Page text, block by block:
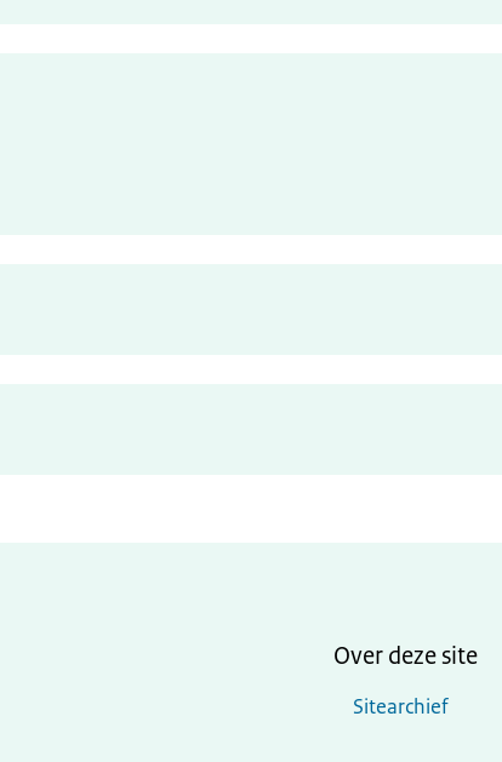
Over deze site
Sitearchief